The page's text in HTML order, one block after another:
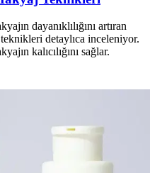
dayanıklılığını artıran
detaylıca inceleniyor.
kalıcılığını sağlar.